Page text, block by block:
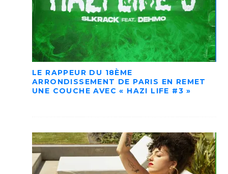
LE RAPPEUR DU 18ÈME
ARRONDISSEMENT DE PARIS EN REMET
UNE COUCHE AVEC « HAZI LIFE #3 »